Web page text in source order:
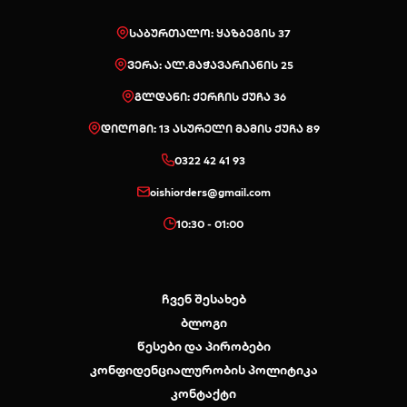
საბურთალო: ყაზბეგის 37
ვერა: ალ.მაჭავარიანის 25
გლდანი: ქერჩის ქუჩა 36
დიღომი: 13 ასურელი მამის ქუჩა 89
0322 42 41 93
oishiorders@gmail.com
10:30 - 01:00
ჩვენ შესახებ
ბლოგი
წესები და პირობები
კონფიდენციალურობის პოლიტიკა
კონტაქტი